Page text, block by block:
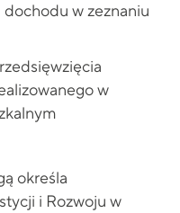
w zeznaniu
w
określa
i Rozwoju w